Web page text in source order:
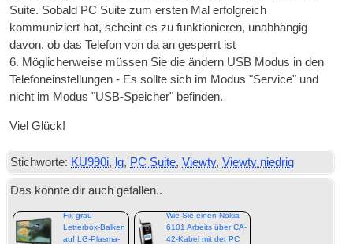
Suite. Sobald PC Suite zum ersten Mal erfolgreich
kommuniziert hat, scheint es zu funktionieren, unabhängig
davon, ob das Telefon von da an gesperrt ist
6. Möglicherweise müssen Sie die ändern USB Modus in den
Telefoneinstellungen - Es sollte sich im Modus "Service" und
nicht im Modus "USB-Speicher" befinden.
Viel Glück!
Stichworte: KU990i, lg, PC Suite,Viewty,Viewty niedrig
Das könnte dir auch gefallen..
Fix grau
Letterbox-Balken
auf LG-Plasma-
Wie Sie einen Nokia
6101 Arbeits über CA-
42-Kabel mit der PC